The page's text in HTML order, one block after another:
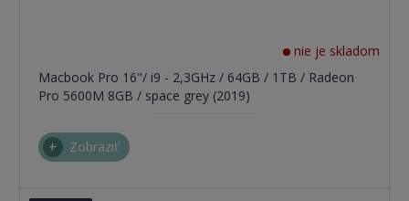
nie je skladom
Macbook Pro 16"/ i9 - 2,3GHz / 64GB / 1TB / Radeon
Pro 5600M 8GB / space grey (2019)
Zobraziť